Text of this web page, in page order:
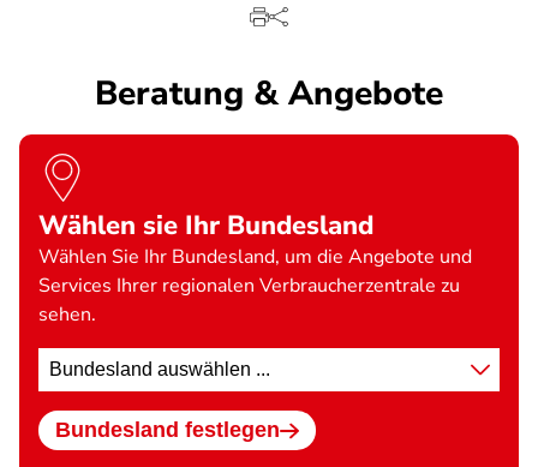
Beratung & Angebote
Wählen sie Ihr Bundesland
Wählen Sie Ihr Bundesland, um die Angebote und
Services Ihrer regionalen Verbraucherzentrale zu
sehen.
Standort
wählen
Bundesland festlegen